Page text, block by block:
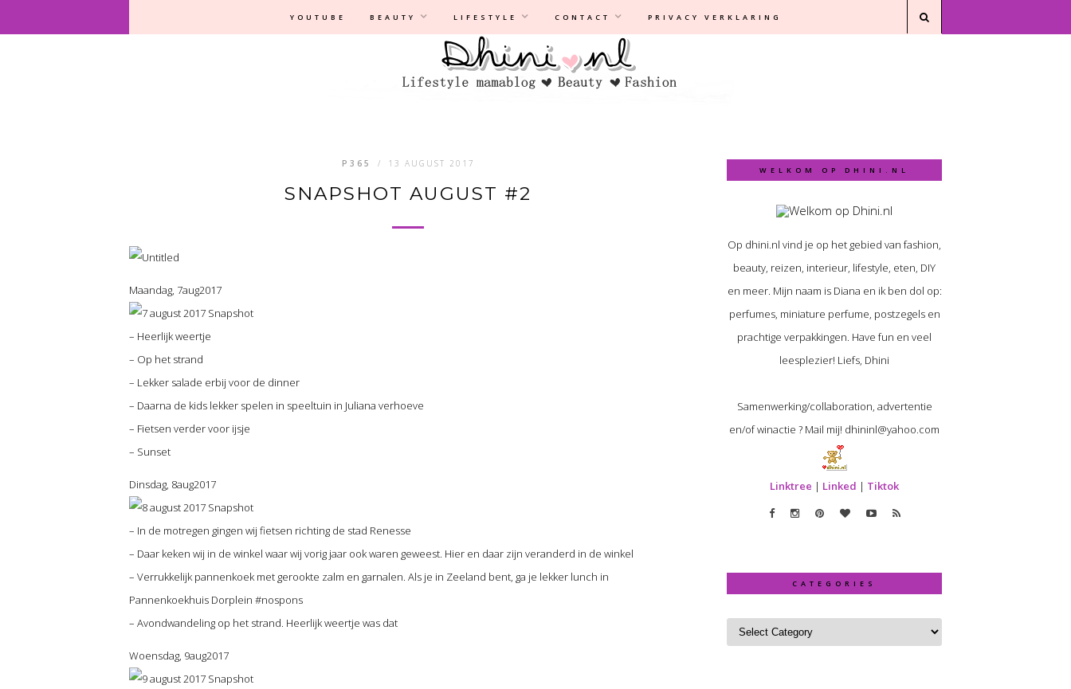
YOUTUBE BEAUTY LIFESTYLE CONTACT PRIVACY VERKLARING
Privacyverklaring |Disclaimer
P365 / 13 AUGUST 2017
SNAPSHOT AUGUST #2
Maandag, 7aug2017
– Heerlijk weertje
– Op het strand
– Lekker salade erbij voor de dinner
– Daarna de kids lekker spelen in speeltuin in Juliana verhoeve
– Fietsen verder voor ijsje
– Sunset
Dinsdag, 8aug2017
– In de motregen gingen wij fietsen richting de stad Renesse
– Daar keken wij in de winkel waar wij vorig jaar ook waren geweest. Hier en daar zijn veranderd in de winkel
– Verrukkelijk pannenkoek met gerookte zalm en garnalen. Als je in Zeeland bent, ga je lekker lunch in
Pannenkoekhuis Dorplein #nospons
– Avondwandeling op het strand. Heerlijk weertje was dat
Woensdag, 9aug2017
WELKOM OP DHINI.NL
Op dhini.nl vind je op het gebied van fashion,
beauty, reizen, interieur, lifestyle, eten, DIY
en meer. Mijn naam is Diana en ik ben dol op:
perfumes, miniature perfume, postzegels en
prachtige verpakkingen. Have fun en veel
leesplezier! Liefs, Dhini
Samenwerking/collaboration, advertentie
en/of winactie ? Mail mij! dhininl@yahoo.com
Linktree | Linked | Tiktok
CATEGORIES